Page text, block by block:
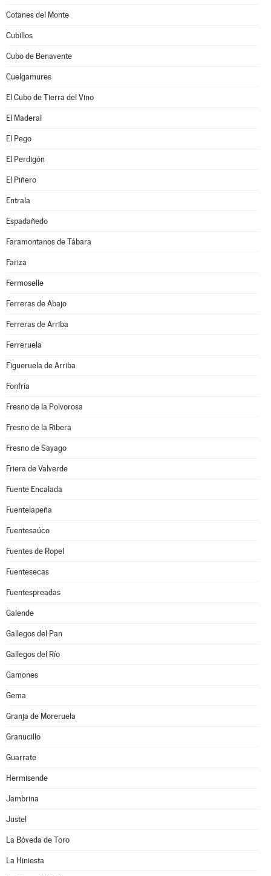
Cotanes del Monte
Cubillos
Cubo de Benavente
Cuelgamures
El Cubo de Tierra del Vino
El Maderal
El Pego
El Perdigón
El Piñero
Entrala
Espadañedo
Faramontanos de Tábara
Fariza
Fermoselle
Ferreras de Abajo
Ferreras de Arriba
Ferreruela
Figueruela de Arriba
Fonfría
Fresno de la Polvorosa
Fresno de la Ribera
Fresno de Sayago
Friera de Valverde
Fuente Encalada
Fuentelapeña
Fuentesaúco
Fuentes de Ropel
Fuentesecas
Fuentespreadas
Galende
Gallegos del Pan
Gallegos del Río
Gamones
Gema
Granja de Moreruela
Granucillo
Guarrate
Hermisende
Jambrina
Justel
La Bóveda de Toro
La Hiniesta